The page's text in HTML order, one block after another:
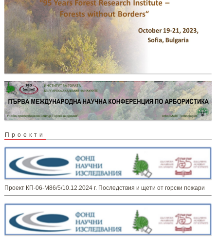
Проекти
Проект КП-06-М86/5/10.12.2024 г. Последствия и щети от горски пожари